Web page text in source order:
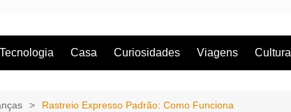
Tecnologia Casa Curiosidades Viagens Cultura
Rastreio Expresso Padrão: Como Funciona